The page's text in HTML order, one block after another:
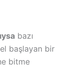
bazı
başlayan bir
bitme